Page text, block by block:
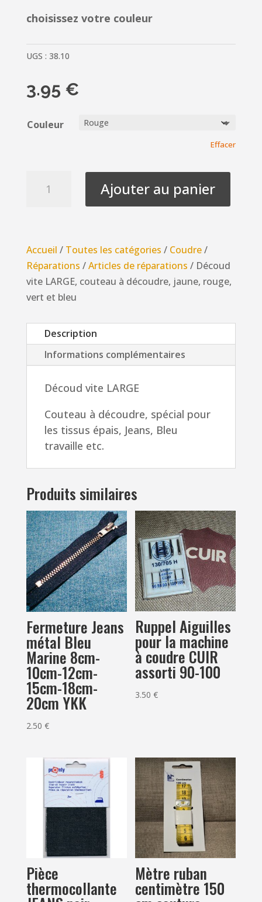
choisissez votre couleur
UGS : 38.10
3.95 €
Couleur
Effacer
couteau
à
découdre,
jaune,
rouge,
bleu
Ajouter au panier
Accueil / Toutes les catégories / Coudre/
Réparations /Articles de réparations / Découd
vite LARGE, couteau à découdre, jaune, rouge,
vert et bleu
Description
Informations complémentaires
Découd vite LARGE
Couteau à découdre, spécial pour
les tissus épais, Jeans, Bleu
travaille etc.
Produits similaires
Fermeture Jeans
métal Bleu
Marine 8cm-
10cm-12cm-
15cm-18cm-
20cm YKK
2.50 €
Ruppel Aiguilles
pour la machine
à coudre CUIR
assorti 90-100
3.50€
Pièce
thermocollante
Mètre ruban
centimètre 150